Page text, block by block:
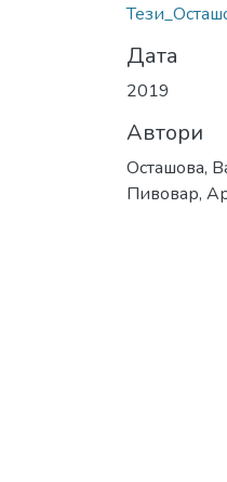
Дата
2019
Автори
Осташова,
Пивовар,